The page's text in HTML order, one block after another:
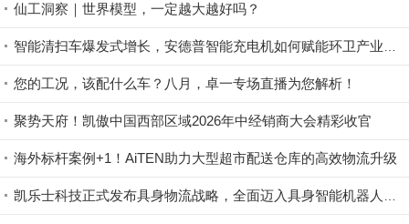
仙工洞察｜世界模型，一定越大越好吗？
您的工况，该配什么车？八月，卓一专场直播为您解析！
聚势天府！凯傲中国西部区域2026年中经销商大会精彩收官
海外标杆案例+1！AiTEN助力大型超市配送仓库的高效物流升级